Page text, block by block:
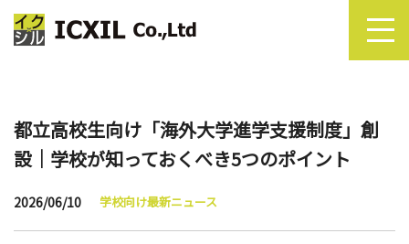
都立高校生向け「海外大学進学支援制度」創
設｜学校が知っておくべき5つのポイント
2026/06/10 学校向け最新ニュース